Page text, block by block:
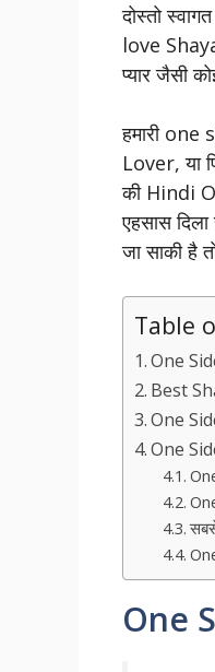
दोस्तो
love
प्यार जैसी
हमारी
Lover, या
की Hindi
एहसास
जा साकी है
Table
One
Best
One
One
One